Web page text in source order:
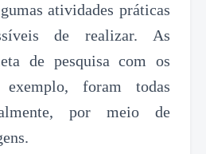
atividades práticas
de realizar. As
de pesquisa com os
foram todas
por meio de